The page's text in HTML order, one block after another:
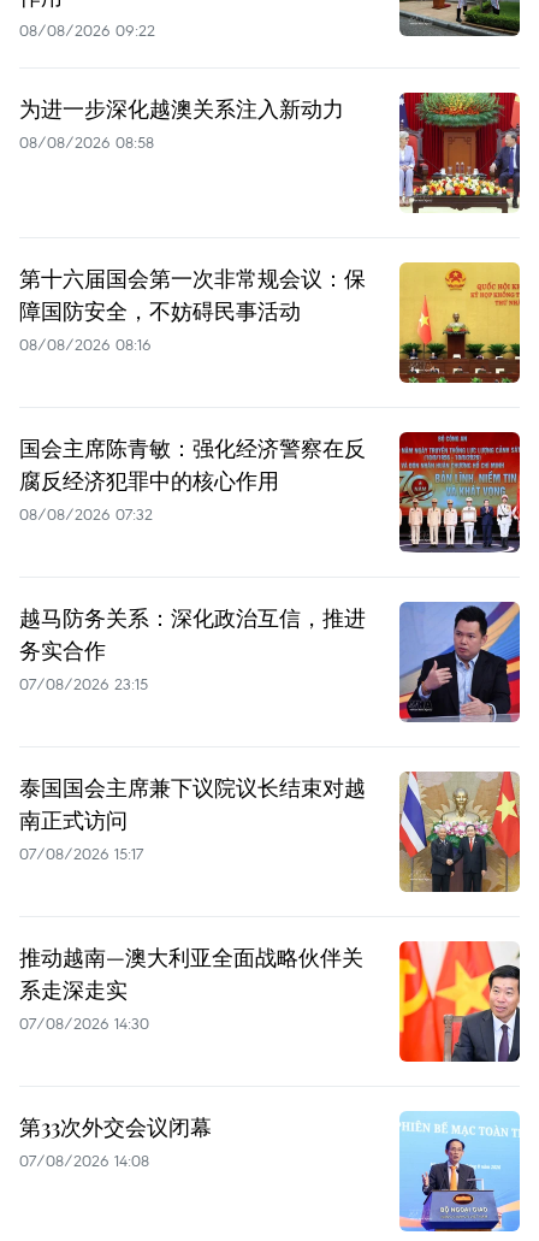
08/08/2026 09:22
为进一步深化越澳关系注入新动力
08/08/2026 08:58
第十六届国会第一次非常规会议：保
障国防安全，不妨碍民事活动
08/08/2026 08:16
国会主席陈青敏：强化经济警察在反
腐反经济犯罪中的核心作用
08/08/2026 07:32
越马防务关系：深化政治互信，推进
务实合作
07/08/2026 23:15
泰国国会主席兼下议院议长结束对越
南正式访问
07/08/2026 15:17
推动越南—澳大利亚全面战略伙伴关
系走深走实
07/08/2026 14:30
第33次外交会议闭幕
07/08/2026 14:08